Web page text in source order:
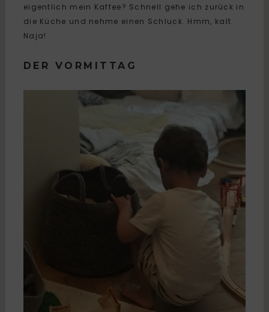
eigentlich mein Kaffee? Schnell gehe ich zurück in
die Küche und nehme einen Schluck. Hmm, kalt.
Naja!
DER VORMITTAG